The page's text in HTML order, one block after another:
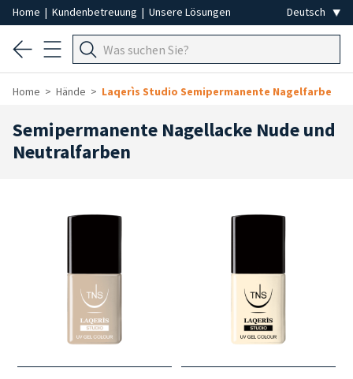
Home | Kundenbetreuung | Unsere Lösungen
Home Hände Laqerìs Studio Semipermanente Nagelfarbe
Semipermanente Nagellacke Nude und
Neutralfarben